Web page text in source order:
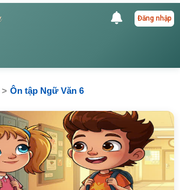
Đăng nhập
Ôn tập Ngữ Văn 6